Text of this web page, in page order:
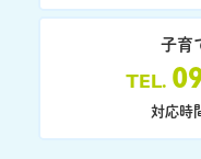
子育
TEL
対応時